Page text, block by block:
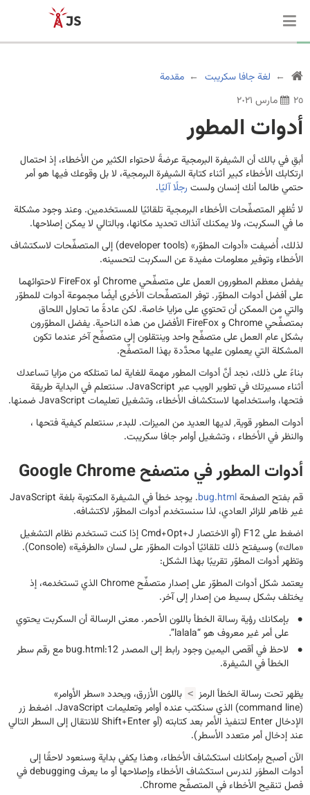
لغة جافا سكريبت
مقدمة
٢٥ مارس ٢٠٢١
أدوات المطور
أبقِ في بالك أن الشيفرة البرمجية عرضةً لاحتواء الكثير من الأخطاء، إذ احتمال
ارتكابك الأخطاء كبير أثناء كتابة الشيفرة البرمجية، لا بل وقوعك فيها هو أمر
حتمي طالما أنك إنسان ولست رجلًا آليًا.
لا تُظهِر المتصفِّحات الأخطاء البرمجية تلقائيًا للمستخدمين. وعند وجود مشكلة
ما في السكربت، ولا يمكنك آنذاك تحديد مكانها، وبالتالي لا يمكن إصلاحها.
لذلك، أُضيفت «أدوات المطوّر» (developer tools) إلى المتصفِّحات لاسكتشاف
الأخطاء وتوفير معلومات مفيدة عن السكربت لتحسينه.
يفضل معظم المطورون العمل على متصفِّحي Chrome أو FireFox لاحتوائهما
على أفضل أدوات المطوّر. توفر المتصفِّحات الأخرى أيضًا مجموعة أدوات للمطوّر
والتي من الممكن أن تحتوي على مزايا خاصة. لكن عادةً ما تحاول اللحاق
بمتصفِّحي Chrome و FireFox الأفضل من هذه الناحية. يفضل المطوّرون
بشكل عام العمل على متصفِّح واحد وينتقلون إلى متصفِّح آخر عندما تكون
المشكلة التي يعملون عليها محدَّدة بهذا المتصفِّح.
بناءً على ذلك، نجد أنَّ أدوات المطور مهمة للغاية لما تمتلكه من مزايا تساعدك
أثناء مسيرتك في تطوير الويب عبر JavaScript. سنتعلم في البداية طريقة
فتحها، واستخدامها لاستكشاف الأخطاء، وتشغيل تعليمات JavaScript ضمنها.
أدوات المطور قوية, لديها العديد من الميزات. للبدء, سنتعلم كيفية فتحها ،
والنظر في الأخطاء ، وتشغيل أوامر جافا سكريبت.
أدوات المطور في متصفح Google Chrome
قم بفتح الصفحةbug.html
. يوجد خطأ في الشيفرة المكتوبة بلغة JavaScript
غير ظاهر للزائر العادي، لذا سنستخدم أدوات المطوّر لاكتشافه.
اضغط على F12 (أو الاختصار Cmd+Opt+J إذا كنت تستخدم نظام التشغيل
«ماك») وسيفتح ذلك تلقائيًا أدوات المطوّر على لسان «الطرفية» (Console).
وتظهر أدوات المطوّر تقريبًا بهذا الشكل:
يعتمد شكل أدوات المطوّر على إصدار متصفِّح Chrome الذي تستخدمه، إذ
يختلف بشكل بسيط من إصدار إلى آخر.
بإمكانك رؤية رسالة الخطأ باللون الأحمر. معنى الرسالة أن السكربت يحتوي
على أمر غير معروف هو “lalala”.
لاحظ في أقصى اليمين وجود رابط إلى المصدر bug.html:12 مع رقم سطر
الخطأ في الشيفرة.
يظهر تحت رسالة الخطأ الرمز < باللون الأزرق، ويحدد «سطر الأوامر»
(command line) الذي سنكتب عنده أوامر وتعليمات JavaScript. اضغط زر
الإدخال Enter لتنفيذ الأمر بعد كتابته (أو Shift+Enter للانتقال إلى السطر التالي
عند إدخال أمر متعدد الأسطر).
الآن أصبح بإمكانك استكشاف الأخطاء، وهذا يكفي بداية وسنعود لاحقًا إلى
أدوات المطوَر لندرس استكشاف الأخطاء وإصلاحها أو ما يعرف debugging في
فصل تنقيح الأخطاء في المتصفِّح Chrome.